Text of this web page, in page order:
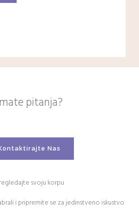
pitanja?
Nas
svoju korpu
i pripremite se za jedinstveno iskustvo